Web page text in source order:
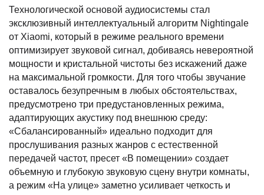
Технологической основой аудиосистемы стал
эксклюзивный интеллектуальный алгоритм Nightingale
от Xiaomi, который в режиме реального времени
оптимизирует звуковой сигнал, добиваясь невероятной
мощности и кристальной чистоты без искажений даже
на максимальной громкости. Для того чтобы звучание
оставалось безупречным в любых обстоятельствах,
предусмотрено три предустановленных режима,
адаптирующих акустику под внешнюю среду:
«Сбалансированный» идеально подходит для
прослушивания разных жанров с естественной
передачей частот, пресет «В помещении» создает
объемную и глубокую звуковую сцену внутри комнаты,
а режим «На улице» заметно усиливает четкость и